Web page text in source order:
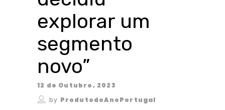
explorar um
segmento
novo”
12 de Outubro, 2023
by ProdutodoAnoPortugal